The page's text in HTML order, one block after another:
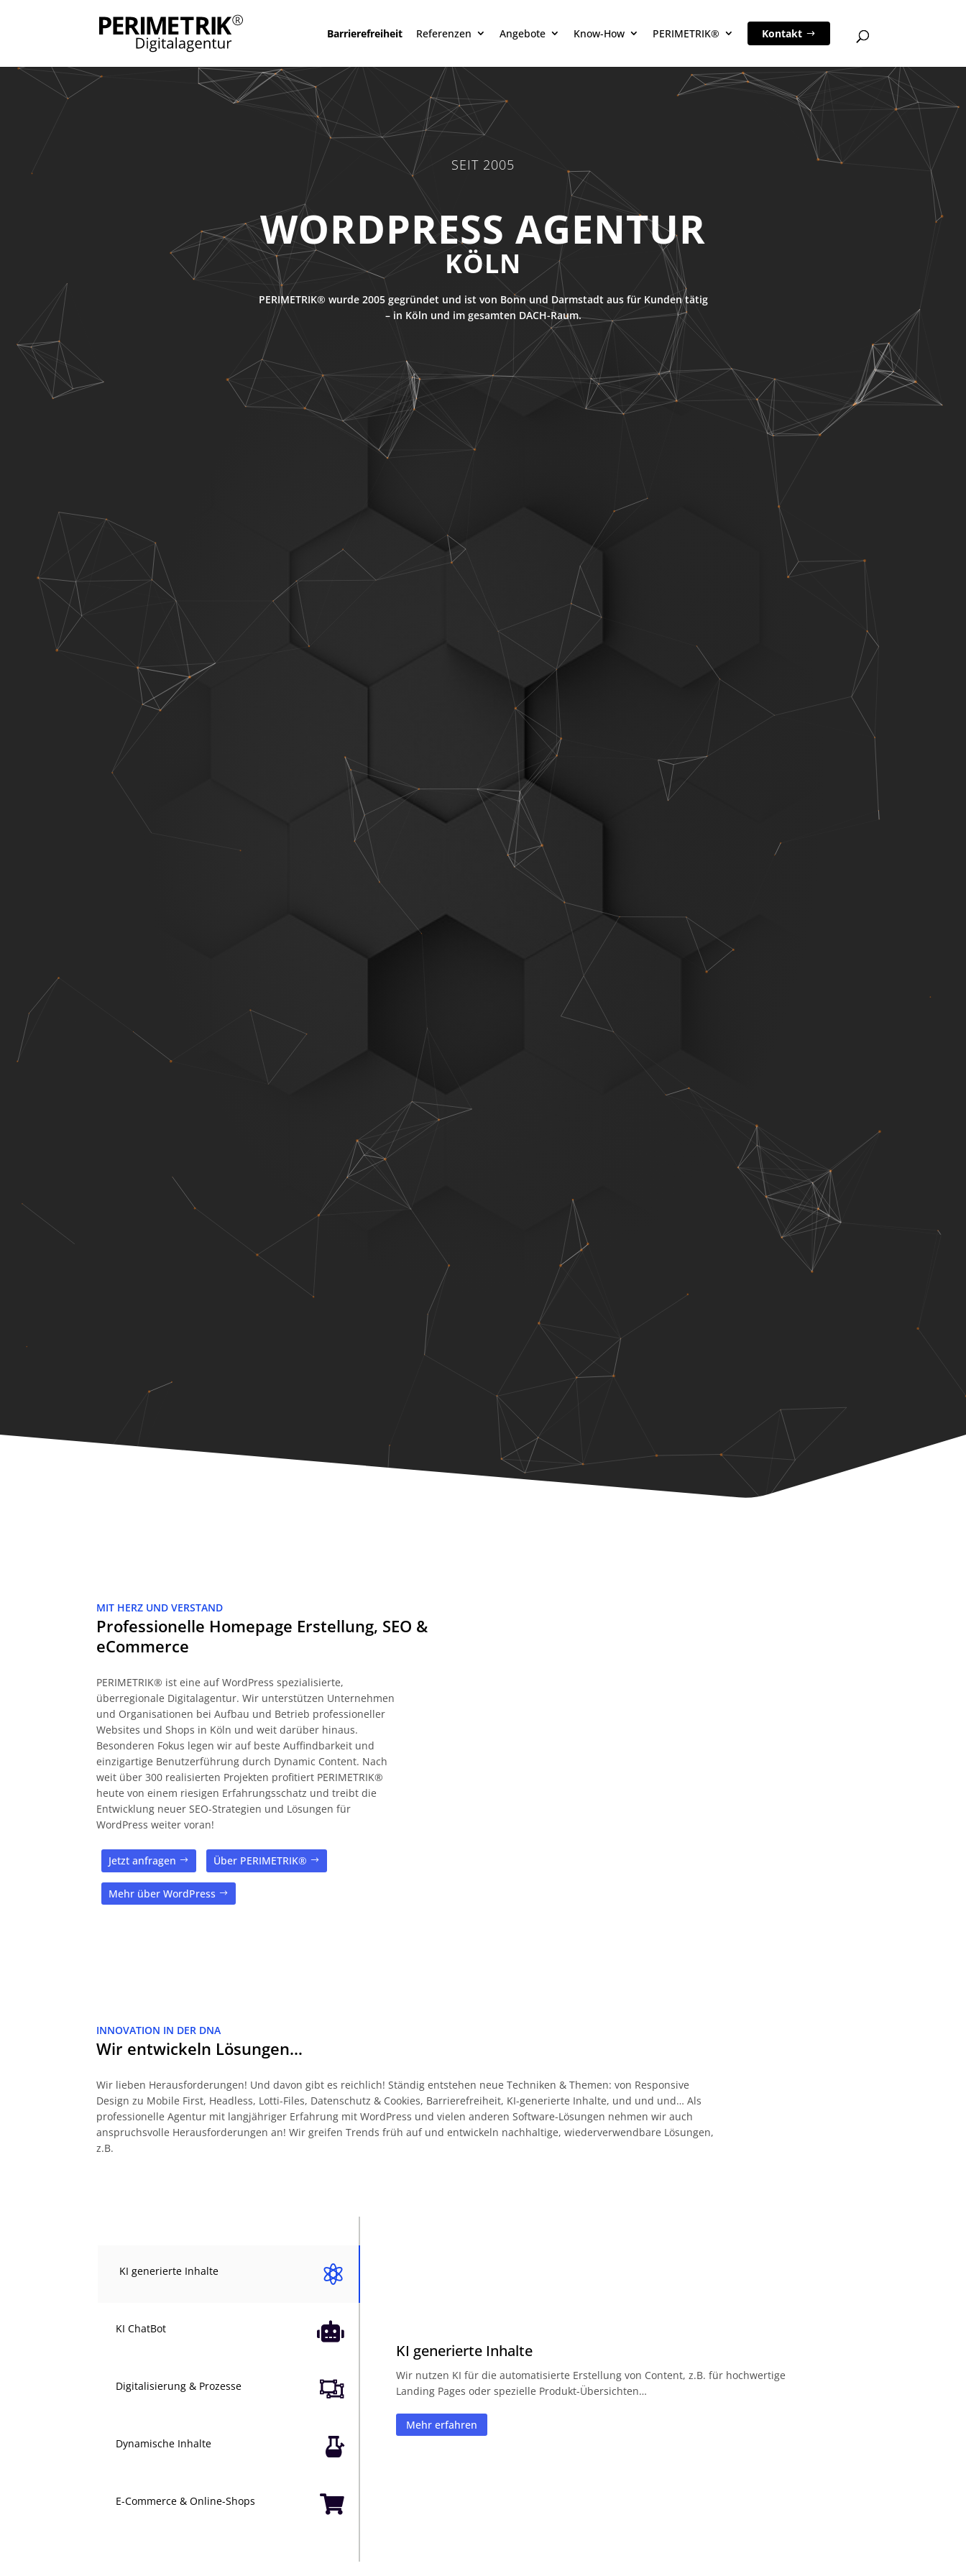
Barrierefreiheit Referenzen Angebote Know-How PERIMETRIK® Kontakt
SEIT 2005
WORDPRESS AGENTUR
KÖLN
PERIMETRIK® wurde 2005 gegründet und ist von Bonn und Darmstadt aus für Kunden tätig
– in Köln und im gesamten DACH-Raum.
MIT HERZ UND VERSTAND
Professionelle Homepage Erstellung, SEO &
eCommerce
PERIMETRIK® ist eine auf WordPress spezialisierte,
überregionale Digitalagentur. Wir unterstützen Unternehmen
und Organisationen bei Aufbau und Betrieb professioneller
Websites und Shops in Köln und weit darüber hinaus.
Besonderen Fokus legen wir auf beste Auffindbarkeit und
einzigartige Benutzerführung durch Dynamic Content. Nach
weit über 300 realisierten Projekten profitiert PERIMETRIK®
heute von einem riesigen Erfahrungsschatz und treibt die
Entwicklung neuer SEO-Strategien und Lösungen für
WordPress weiter voran!
Jetzt anfragen Über PERIMETRIK®
Mehr über WordPress
INNOVATION IN DER DNA
Wir entwickeln Lösungen…
Wir lieben Herausforderungen! Und davon gibt es reichlich! Ständig entstehen neue Techniken & Themen: von Responsive
Design zu Mobile First, Headless, Lotti-Files, Datenschutz & Cookies, Barrierefreiheit, KI-generierte Inhalte, und und und… Als
professionelle Agentur mit langjähriger Erfahrung mit WordPress und vielen anderen Software-Lösungen nehmen wir auch
anspruchsvolle Herausforderungen an! Wir greifen Trends früh auf und entwickeln nachhaltige, wiederverwendbare Lösungen,
z.B.

KI generierte Inhalte

KI ChatBot

Digitalisierung & Prozesse

Dynamische Inhalte

E-Commerce & Online-Shops
KI generierte Inhalte
Wir nutzen KI für die automatisierte Erstellung von Content, z.B. für hochwertige
Landing Pages oder spezielle Produkt-Übersichten…
Mehr erfahren